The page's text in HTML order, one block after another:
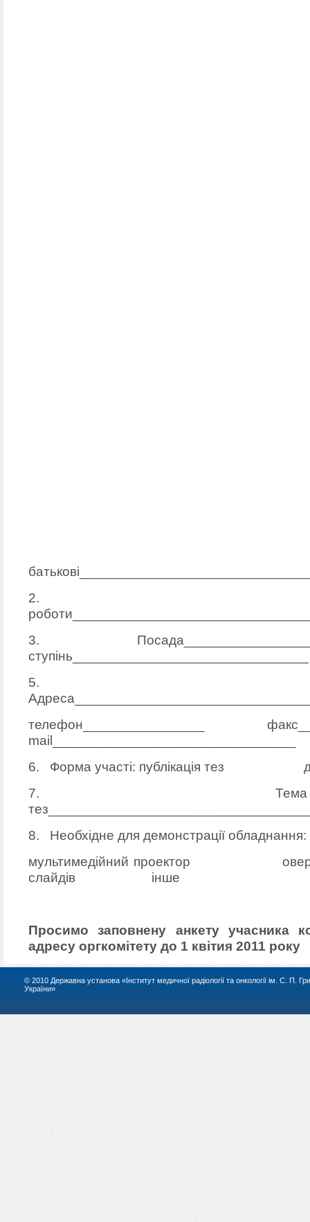
2.
3.
ступінь_______________________________
5.
телефон________________
mail________________________________
6. Форма участі: публікація
7. Тема
8. Необхідне для демонстрації обладнання:
мультимедійний проектор
слайдів інше
Просимо заповнену анкету учасника
адресу оргкомітету до 1 квітия 2011 року
© 2010 Державна установа «Інститут медичної радіології та онкології ім. С. П.
України»